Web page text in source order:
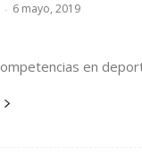
- 6 mayo, 2019
en